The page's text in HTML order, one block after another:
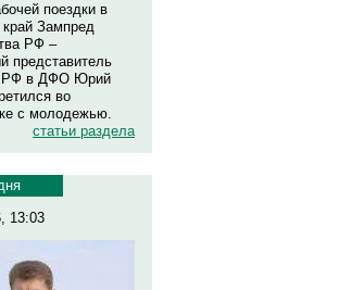
поездки в
Зампред
РФ –
представитель
РФ в ДФО Юрий
во
с молодежью.
статьи раздела
13:03